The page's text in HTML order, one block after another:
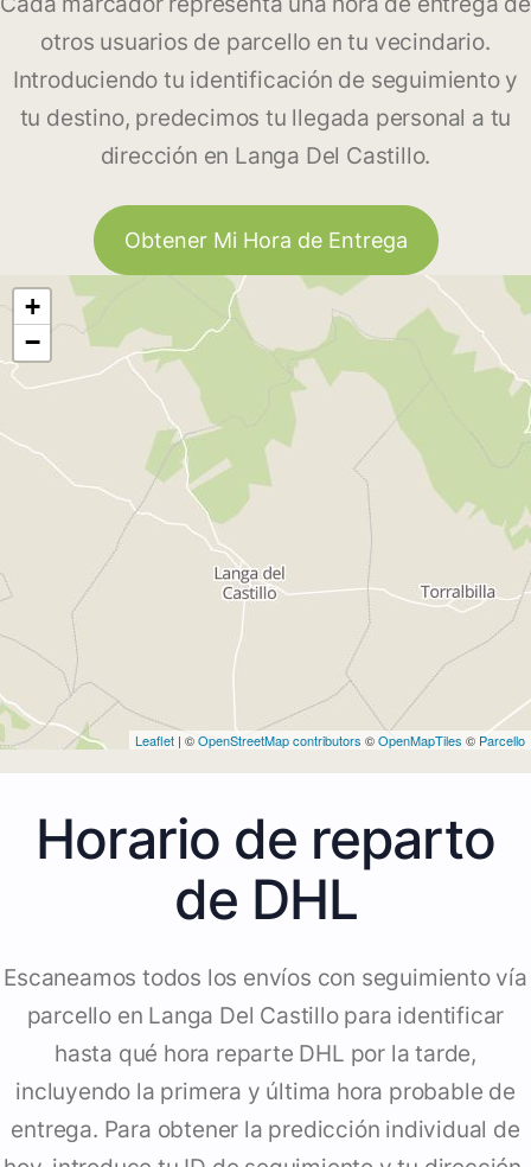
otros usuarios de parcello en tu vecindario.
Introduciendo tu identificación de seguimiento y
tu destino, predecimos tu llegada personal a tu
dirección en Langa Del Castillo.
Obtener Mi Hora de Entrega
+
−
Leaflet | ©OpenStreetMap contributors ©OpenMapTiles © Parcello
Horario de reparto
de DHL
Escaneamos todos los envíos con seguimiento vía
parcello en Langa Del Castillo para identificar
hasta qué hora reparte DHL por la tarde,
incluyendo la primera y última hora probable de
entrega. Para obtener la predicción individual de